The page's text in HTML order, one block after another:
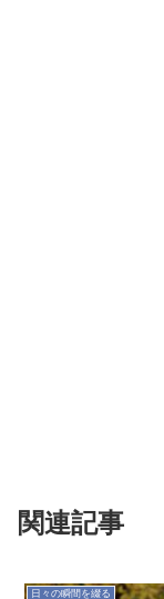
関連記事
日々の瞬間を綴る